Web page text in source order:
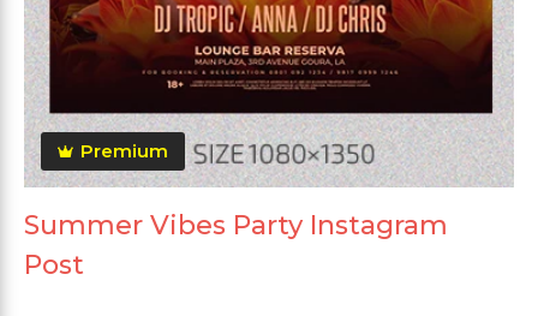
Premium
Summer Vibes Party Instagram
Post